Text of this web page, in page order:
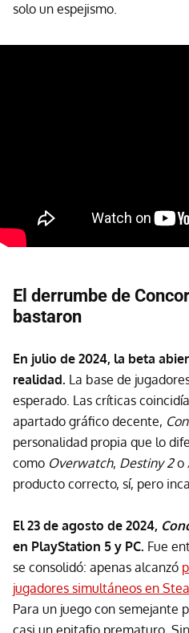
solo un espejismo.
El derrumbe de
bastaron
En julio de 2024, la beta
realidad. La base de
esperado. Las críticas
apartado gráfico decente,
personalidad propia que lo
como Overwatch, Destiny 2o
producto correcto, sí, pero
El 23 de agosto de 2024,
en PlayStation 5 y PC. Fue
se consolidó: apenas alcanzó
jugadores simultáneos en
Para un juego con semejante
casi un epitafio prematuro.